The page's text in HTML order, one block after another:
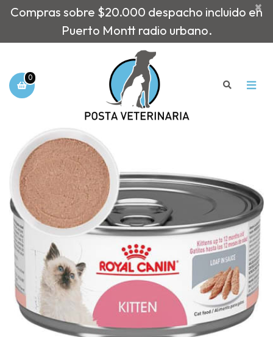
Compras sobre $20.000 despacho incluido en
Puerto Montt radio urbano.
×
0